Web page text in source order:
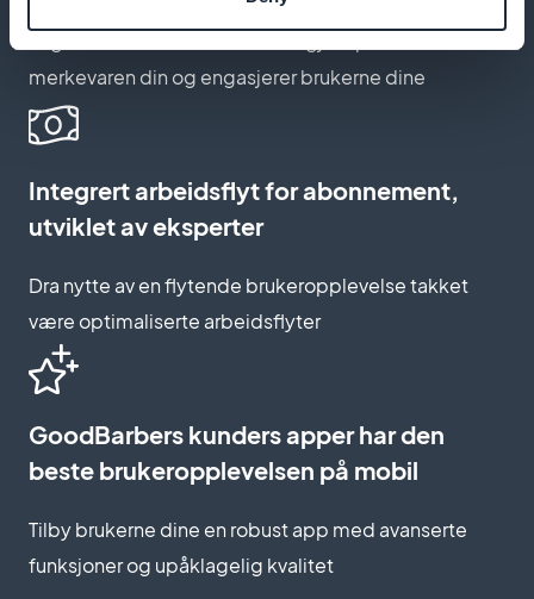
merkevaren din og engasjerer brukerne dine
Integrert arbeidsflyt for abonnement,
utviklet av eksperter
Dra nytte av en flytende brukeropplevelse takket
være optimaliserte arbeidsflyter
GoodBarbers kunders apper har den
beste brukeropplevelsen på mobil
Tilby brukerne dine en robust app med avanserte
funksjoner og upåklagelig kvalitet